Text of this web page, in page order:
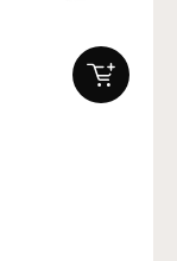
IN DEN